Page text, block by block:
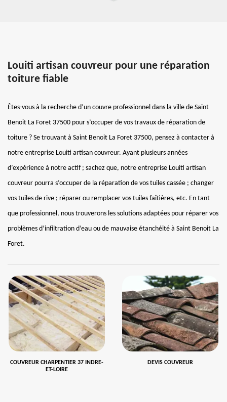
Louiti artisan couvreur pour une réparation
toiture fiable
Êtes-vous à la recherche d’un couvre professionnel dans la ville de Saint
Benoit La Foret 37500 pour s’occuper de vos travaux de réparation de
toiture ? Se trouvant à Saint Benoit La Foret 37500, pensez à contacter à
notre entreprise Louiti artisan couvreur. Ayant plusieurs années
d’expérience à notre actif ; sachez que, notre entreprise Louiti artisan
couvreur pourra s’occuper de la réparation de vos tuiles cassée ; changer
vos tuiles de rive ; réparer ou remplacer vos tuiles faîtières, etc. En tant
que professionnel, nous trouverons les solutions adaptées pour réparer vos
problèmes d’infiltration d’eau ou de mauvaise étanchéité à Saint Benoit La
Foret.
COUVREUR CHARPENTIER 37 INDRE-
ET-LOIRE
DEVIS COUVREUR